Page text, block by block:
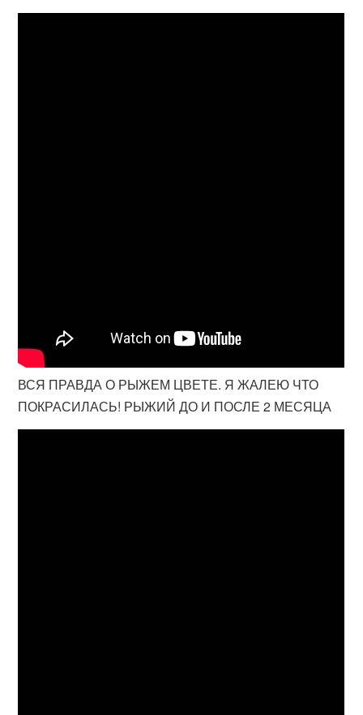
ВСЯ ПРАВДА О РЫЖЕМ ЦВЕТЕ. Я ЖАЛЕЮ ЧТО
ПОКРАСИЛАСЬ! РЫЖИЙ ДО И ПОСЛЕ 2 МЕСЯЦА